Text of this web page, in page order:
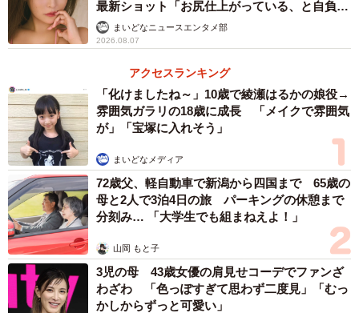
最新ショット「お尻仕上がっている、と自負し
ています」「いくつになっても理想の身体でい
たい」
まいどなニュースエンタメ部
2026.08.07
アクセスランキング
「化けましたね～」10歳で綾瀬はるかの娘役→
雰囲気ガラリの18歳に成長 「メイクで雰囲気
が」「宝塚に入れそう」
まいどなメディア
72歳父、軽自動車で新潟から四国まで 65歳の
母と2人で3泊4日の旅 パーキングの休憩まで
分刻み… 「大学生でも組まねえよ！」
山岡 もと子
3児の母 43歳女優の肩見せコーデでファンざ
わざわ 「色っぽすぎて思わず二度見」「むっ
かしからずっと可愛い」